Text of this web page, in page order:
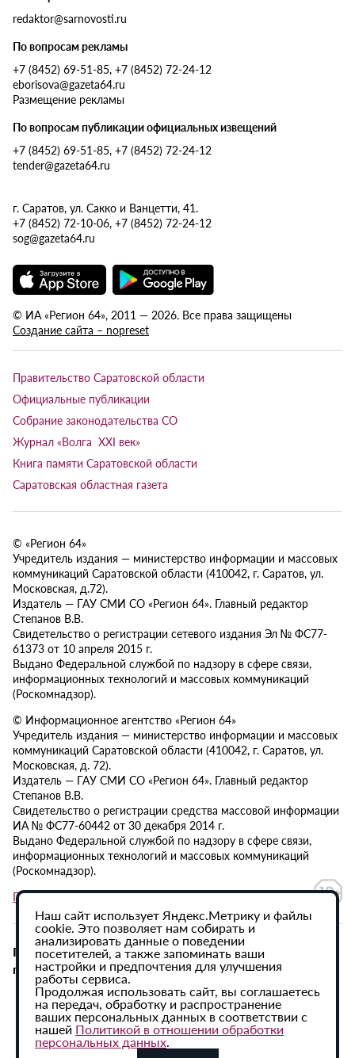
redaktor@sarnovosti.ru
По вопросам рекламы
+7 (8452) 69-51-85, +7 (8452) 72-24-12
eborisova@gazeta64.ru
Размещение рекламы
По вопросам публикации официальных извещений
+7 (8452) 69-51-85, +7 (8452) 72-24-12
tender@gazeta64.ru
г. Саратов, ул. Сакко и Ванцетти, 41.
+7 (8452) 72-10-06, +7 (8452) 72-24-12
sog@gazeta64.ru
© ИА «Регион 64», 2011 — 2026. Все права защищены
Создание сайта – nopreset
Правительство Саратовской области
Официальные публикации
Собрание законодательства СО
Журнал «Волга XXI век»
Книга памяти Саратовской области
Саратовская областная газета
© «Регион 64»
Учредитель издания — министерство информации и массовых
коммуникаций Саратовской области (410042, г. Саратов, ул.
Московская, д.72).
Издатель — ГАУ СМИ СО «Регион 64». Главный редактор
Степанов В.В.
Свидетельство о регистрации сетевого издания Эл № ФС77-
61373 от 10 апреля 2015 г.
Выдано Федеральной службой по надзору в сфере связи,
информационных технологий и массовых коммуникаций
(Роскомнадзор).
© Информационное агентство «Регион 64»
Учредитель издания — министерство информации и массовых
коммуникаций Саратовской области (410042, г. Саратов, ул.
Московская, д. 72).
Издатель — ГАУ СМИ СО «Регион 64». Главный редактор
Степанов В.В.
Свидетельство о регистрации средства массовой информации
ИА № ФС77-60442 от 30 декабря 2014 г.
Выдано Федеральной службой по надзору в сфере связи,
информационных технологий и массовых коммуникаций
(Роскомнадзор).
Политика в отношении обработки персональных данных
При использовании материалов сайта активная
гиперссылка на ИА «Регион 64» обязательна.
Наш сайт использует Яндекс.Метрику и файлы
cookie. Это позволяет нам собирать и
анализировать данные о поведении
посетителей, а также запоминать ваши
настройки и предпочтения для улучшения
работы сервиса.
Продолжая использовать сайт, вы соглашаетесь
на передач, обработку и распространение
ваших персональных данных в соответствии с
нашей Политикой в отношении обработки
персональных данных.